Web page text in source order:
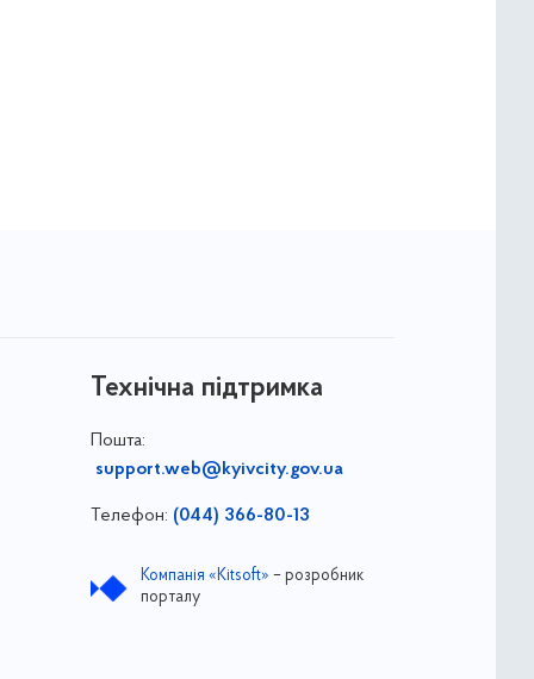
Технічна підтримка
Пошта:
support.web@kyivcity.gov.ua
Телефон: (044) 366-80-13
Компанія «Kitsoft» – розробник
порталу